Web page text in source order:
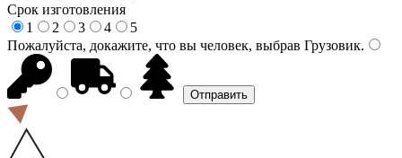
Срок изготовления
1
2 3 4
5
Пожалуйста, докажите, что вы человек, выбрав Грузовик.